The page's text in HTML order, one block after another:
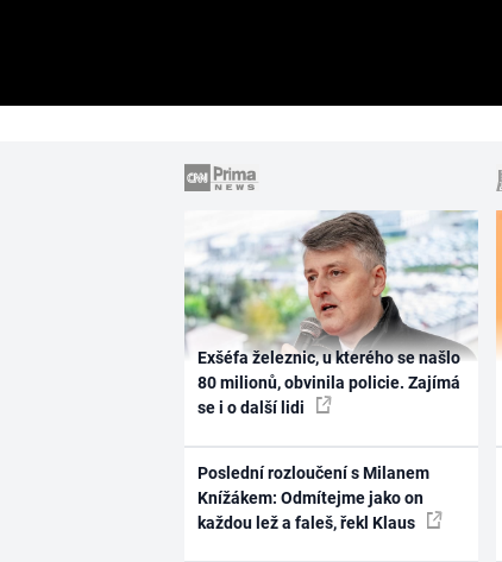
Exšéfa železnic, u kterého se našlo
80 milionů, obvinila policie. Zajímá
se i o další lidi
Poslední rozloučení s Milanem
Knížákem: Odmítejme jako on
každou lež a faleš, řekl Klaus